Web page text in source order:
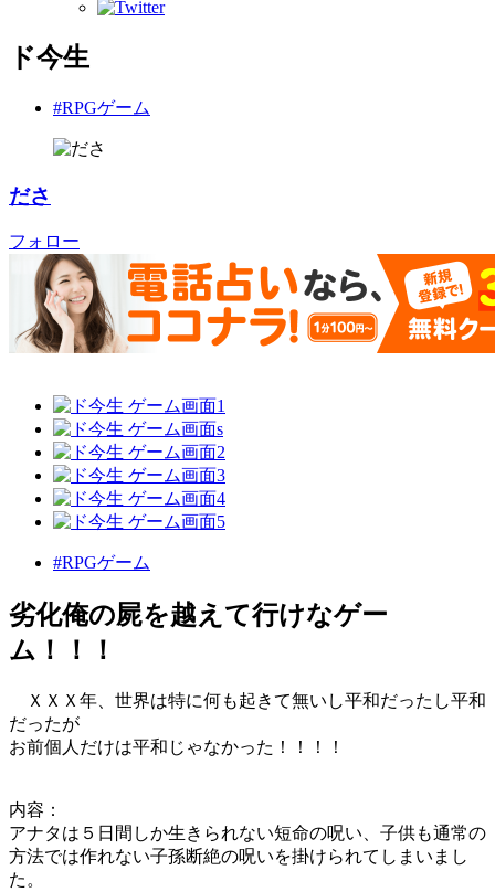
ド今生
#RPGゲーム
ださ
フォロー
#RPGゲーム
劣化俺の屍を越えて行けなゲー
ム！！！
ＸＸＸ年、世界は特に何も起きて無いし平和だったし平和
だったが
お前個人だけは平和じゃなかった！！！！
内容：
アナタは５日間しか生きられない短命の呪い、子供も通常の
方法では作れない子孫断絶の呪いを掛けられてしまいまし
た。